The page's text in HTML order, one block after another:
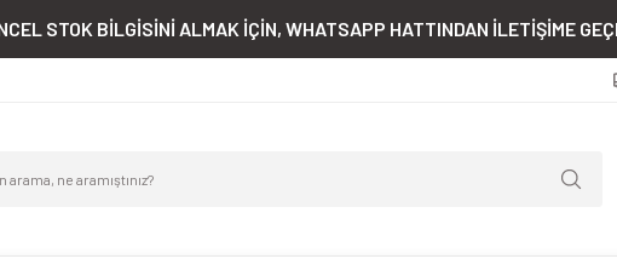
STOK BİLGİSİNİ ALMAK İÇİN, WHATSAPP HATTINDAN İLETİŞİME